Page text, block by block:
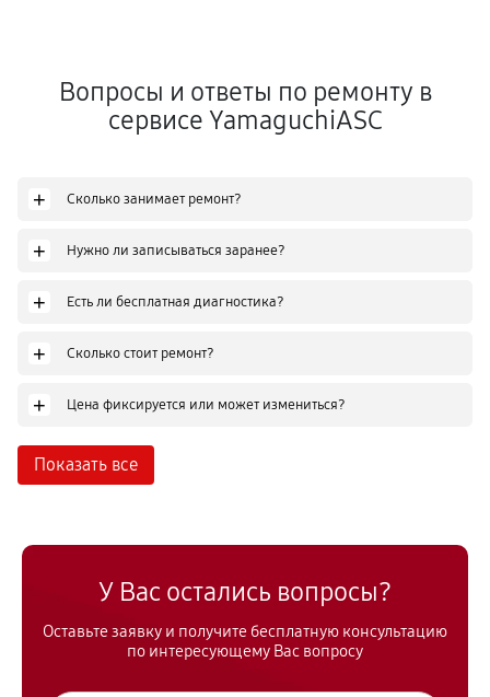
Вопросы и ответы по ремонту в
сервисе YamaguchiASC
+ Сколько занимает ремонт?
+ Нужно ли записываться заранее?
+ Есть ли бесплатная диагностика?
+ Сколько стоит ремонт?
+ Цена фиксируется или может измениться?
Показать все
У Вас остались вопросы?
Оставьте заявку и получите бесплатную консультацию
по интересующему Вас вопросу